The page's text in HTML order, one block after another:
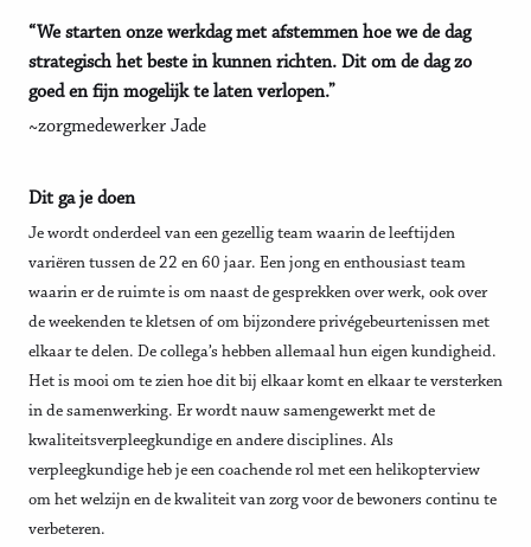
“We starten onze werkdag met afstemmen hoe we de dag
strategisch het beste in kunnen richten. Dit om de dag zo
goed en fijn mogelijk te laten verlopen.”
~zorgmedewerker Jade
Dit ga je doen
Je wordt onderdeel van een gezellig team waarin de leeftijden
variëren tussen de 22 en 60 jaar. Een jong en enthousiast team
waarin er de ruimte is om naast de gesprekken over werk, ook over
de weekenden te kletsen of om bijzondere privégebeurtenissen met
elkaar te delen. De collega’s hebben allemaal hun eigen kundigheid.
Het is mooi om te zien hoe dit bij elkaar komt en elkaar te versterken
in de samenwerking. Er wordt nauw samengewerkt met de
kwaliteitsverpleegkundige en andere disciplines. Als
verpleegkundige heb je een coachende rol met een helikopterview
om het welzijn en de kwaliteit van zorg voor de bewoners continu te
verbeteren.